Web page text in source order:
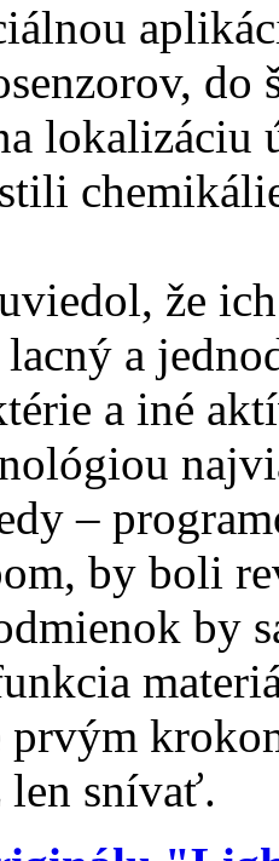
že
a
a iné
–
by boli
by
prvým
len snívať.